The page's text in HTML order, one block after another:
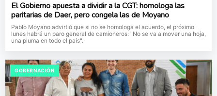
El Gobierno apuesta a dividir a la CGT: homologa las
paritarias de Daer, pero congela las de Moyano
Pablo Moyano advirtió que si no se homologa el acuerdo, el próximo
lunes habrá un paro general de camioneros: "No se va a mover una hoja,
una pluma en todo el país".
GOBERNACIÓN